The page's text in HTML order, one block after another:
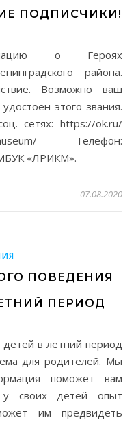
ПОДПИСЧИКИ!
района.
Возможно ваш
этого звания.
сетях: https://ok.ru/
Телефон:
«ЛРИКМ».
07.08.2020
ПОВЕДЕНИЯ
ПЕРИОД
для родителей. Мы
поможет вам
у своих детей опыт
им предвидеть